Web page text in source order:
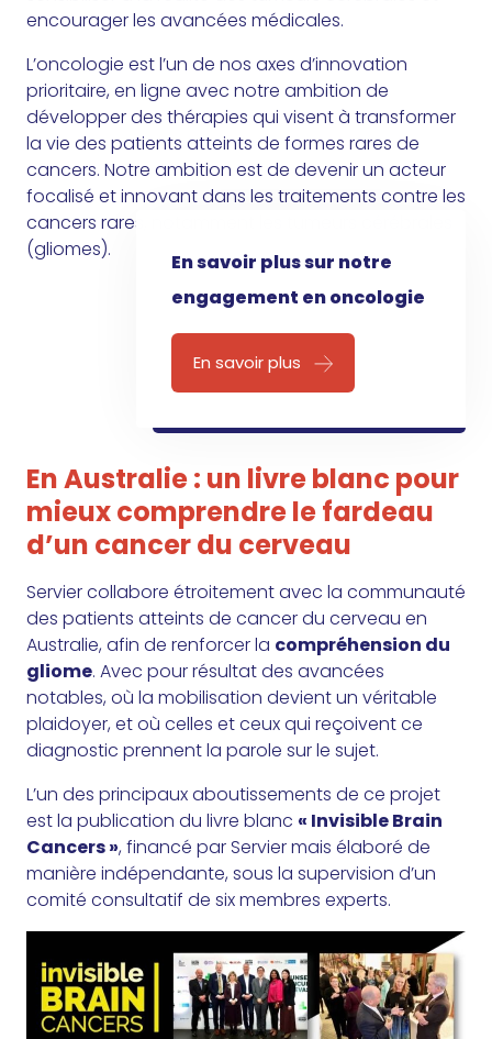
encourager les avancées médicales.
L’oncologie est l’un de nos axes d’innovation
prioritaire, en ligne avec notre ambition de
développer des thérapies qui visent à transformer
la vie des patients atteints de formes rares de
cancers. Notre ambition est de devenir un acteur
focalisé et innovant dans les traitements contre les
cancers rares, notamment les tumeurs cérébrales
(gliomes).
En savoir plus sur notre
engagement en oncologie
En savoir plus
En Australie : un livre blanc pour
mieux comprendre le fardeau
d’un cancer du cerveau
Servier collabore étroitement avec la communauté
des patients atteints de cancer du cerveau en
Australie, afin de renforcer la compréhension du
gliome. Avec pour résultat des avancées
notables, où la mobilisation devient un véritable
plaidoyer, et où celles et ceux qui reçoivent ce
diagnostic prennent la parole sur le sujet.
L’un des principaux aboutissements de ce projet
est la publication du livre blanc « Invisible Brain
Cancers », financé par Servier mais élaboré de
manière indépendante, sous la supervision d’un
comité consultatif de six membres experts.